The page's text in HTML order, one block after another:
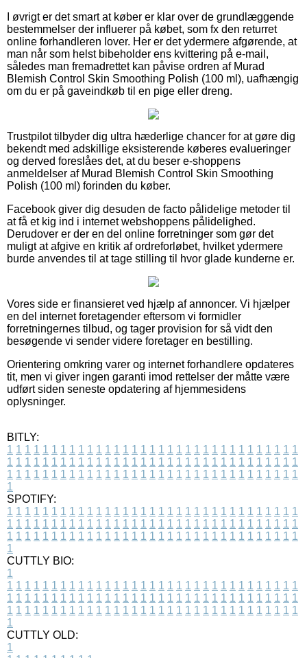
I øvrigt er det smart at køber er klar over de grundlæggende
bestemmelser der influerer på købet, som fx den returret
online forhandleren lover. Her er det ydermere afgørende, at
man når som helst bibeholder ens kvittering på e-mail,
således man fremadrettet kan påvise ordren af Murad
Blemish Control Skin Smoothing Polish (100 ml), uafhængig
om du er på gaveindkøb til en pige eller dreng.
Trustpilot tilbyder dig ultra hæderlige chancer for at gøre dig
bekendt med adskillige eksisterende køberes evalueringer
og derved foreslåes det, at du beser e-shoppens
anmeldelser af Murad Blemish Control Skin Smoothing
Polish (100 ml) forinden du køber.
Facebook giver dig desuden de facto pålidelige metoder til
at få et kig ind i internet webshoppens pålidelighed.
Derudover er der en del online forretninger som gør det
muligt at afgive en kritik af ordreforløbet, hvilket ydermere
burde anvendes til at tage stilling til hvor glade kunderne er.
Vores side er finansieret ved hjælp af annoncer. Vi hjælper
en del internet foretagender eftersom vi formidler
forretningernes tilbud, og tager provision for så vidt den
besøgende vi sender videre foretager en bestilling.
Orientering omkring varer og internet forhandlere opdateres
tit, men vi giver ingen garanti imod rettelser der måtte være
udført siden seneste opdatering af hjemmesidens
oplysninger.
BITLY:
1 1 1 1 1 1 1 1 1 1 1 1 1 1 1 1 1 1 1 1 1 1 1 1 1 1 1 1 1 1 1 1 1
1 1 1 1 1 1 1 1 1 1 1 1 1 1 1 1 1 1 1 1 1 1 1 1 1 1 1 1 1 1 1 1 1
1 1 1 1 1 1 1 1 1 1 1 1 1 1 1 1 1 1 1 1 1 1 1 1 1 1 1 1 1 1 1 1 1
1
SPOTIFY:
1 1 1 1 1 1 1 1 1 1 1 1 1 1 1 1 1 1 1 1 1 1 1 1 1 1 1 1 1 1 1 1 1
1 1 1 1 1 1 1 1 1 1 1 1 1 1 1 1 1 1 1 1 1 1 1 1 1 1 1 1 1 1 1 1 1
1 1 1 1 1 1 1 1 1 1 1 1 1 1 1 1 1 1 1 1 1 1 1 1 1 1 1 1 1 1 1 1 1
1
CUTTLY BIO:
1
1 1 1 1 1 1 1 1 1 1 1 1 1 1 1 1 1 1 1 1 1 1 1 1 1 1 1 1 1 1 1 1 1
1 1 1 1 1 1 1 1 1 1 1 1 1 1 1 1 1 1 1 1 1 1 1 1 1 1 1 1 1 1 1 1 1
1 1 1 1 1 1 1 1 1 1 1 1 1 1 1 1 1 1 1 1 1 1 1 1 1 1 1 1 1 1 1 1 1
1
CUTTLY OLD:
1